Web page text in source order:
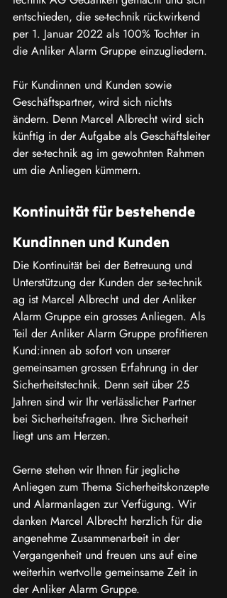
entschieden, die se-technik rückwirkend
per 1. Januar 2022 als 100% Tochter in
die Anliker Alarm Gruppe einzugliedern.
Für Kundinnen und Kunden sowie
Geschäftspartner, wird sich nichts
ändern. Denn Marcel Albrecht wird sich
künftig in der Aufgabe als Geschäftsleiter
der se-technik ag im gewohnten Rahmen
um die Anliegen kümmern.
Kontinuität für bestehende
Kundinnen und Kunden
Die Kontinuität bei der Betreuung und
Unterstützung der Kunden der se-technik
ag ist Marcel Albrecht und der Anliker
Alarm Gruppe ein grosses Anliegen. Als
Teil der Anliker Alarm Gruppe profitieren
Kund:innen ab sofort von unserer
gemeinsamen grossen Erfahrung in der
Sicherheitstechnik. Denn seit über 25
Jahren sind wir Ihr verlässlicher Partner
bei Sicherheitsfragen. Ihre Sicherheit
liegt uns am Herzen.
Gerne stehen wir Ihnen für jegliche
Anliegen zum Thema Sicherheitskonzepte
und Alarmanlagen zur Verfügung. Wir
danken Marcel Albrecht herzlich für die
angenehme Zusammenarbeit in der
Vergangenheit und freuen uns auf eine
weiterhin wertvolle gemeinsame Zeit in
der Anliker Alarm Gruppe.